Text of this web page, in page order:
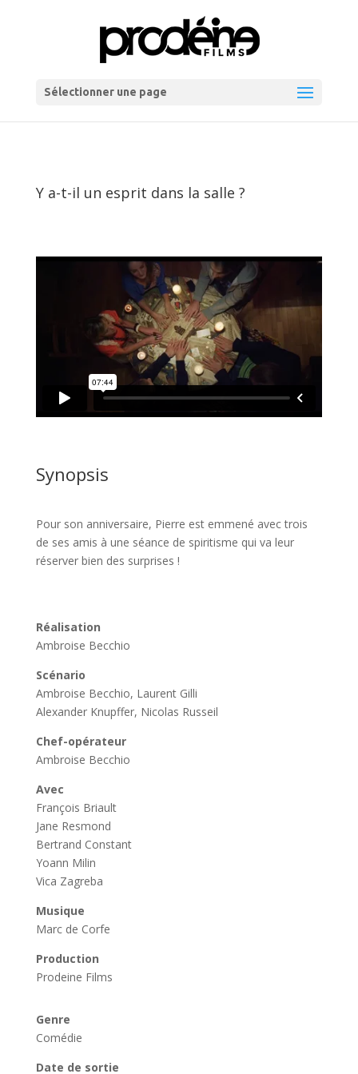
Sélectionner une page
Y a-t-il un esprit dans la salle ?
Synopsis
Pour son anniversaire, Pierre est emmené avec trois
de ses amis à une séance de spiritisme qui va leur
réserver bien des surprises !
Réalisation
Ambroise Becchio
Scénario
Ambroise Becchio, Laurent Gilli
Alexander Knupffer, Nicolas Russeil
Chef-opérateur
Ambroise Becchio
Avec
François Briault
Jane Resmond
Bertrand Constant
Yoann Milin
Vica Zagreba
Musique
Marc de Corfe
Production
Prodeine Films
Genre
Comédie
Date de sortie